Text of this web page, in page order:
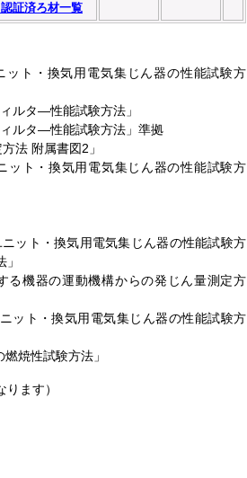
証済ろ材一覧
ット・換気用電気集じん器の性能試験方
ルタ―性能試験方法」
ルタ―性能試験方法」準拠
法 附属書図2」
ット・換気用電気集じん器の性能試験方
ット・換気用電気集じん器の性能試験方
機器の運動機構からの発じん量測定方
ット・換気用電気集じん器の性能試験方
焼性試験方法」
ます）